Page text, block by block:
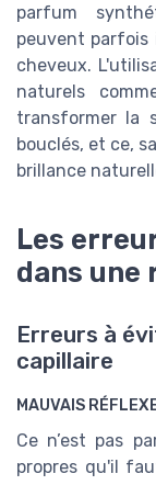
parfum
peuvent parfois
cheveux.
naturels
transformer la
bouclés, et ce,
brillance
Les
dans
Erreurs à
capillaire
MAUVAIS
Ce n’est pas
propres qu'il